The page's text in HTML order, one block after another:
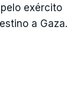
a proposta,
deverá
de maio, na
exército
a Gaza.